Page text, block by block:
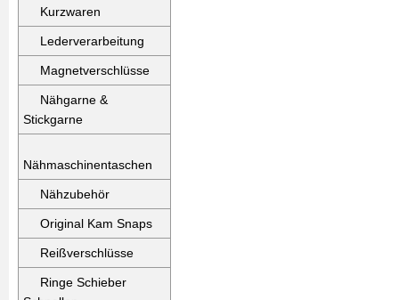
Kurzwaren
Lederverarbeitung
Magnetverschlüsse
Nähgarne &
Stickgarne
Nähmaschinentaschen
Nähzubehör
Original Kam Snaps
Reißverschlüsse
Ringe Schieber